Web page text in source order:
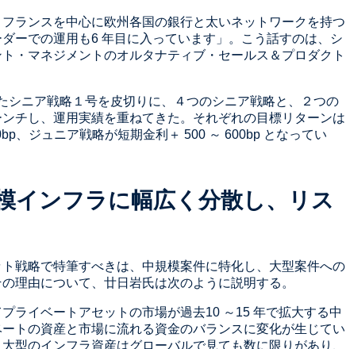
ランスを中心に欧州各国の銀行と太いネットワークを持つ
ーでの運用も6 年目に入っています」。こう話すのは、シ
・マネジメントのオルタナティブ・セールス＆プロダクト
シニア戦略１号を皮切りに、４つのシニア戦略と、２つの
チし、運用実績を重ねてきた。それぞれの目標リターンは
、ジュニア戦略が短期金利＋ 500 ～ 600bp となってい
インフラに幅広く分散し、リス
戦略で特筆すべきは、中規模案件に特化し、大型案件への
理由について、廿日岩氏は次のように説明する。
プライベートアセットの市場が過去10 ～15 年で拡大する中
トの資産と市場に流れる資金のバランスに変化が生じてい
型のインフラ資産はグローバルで見ても数に限りがあり、